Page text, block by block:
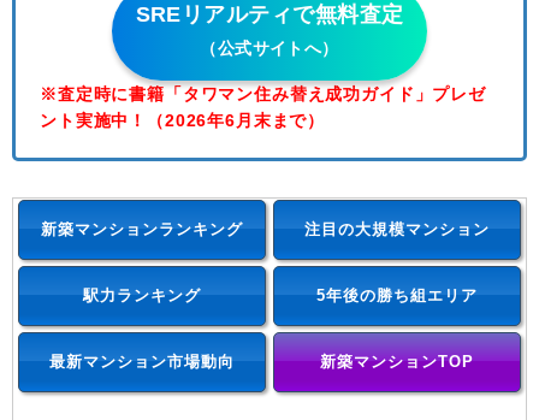
SREリアルティで無料査定
（公式サイトへ）
※査定時に書籍「タワマン住み替え成功ガイド」プレゼ
ント実施中！（2026年6月末まで）
新築マンションランキング 注目の大規模マンション
駅力ランキング 5年後の勝ち組エリア
最新マンション市場動向 新築マンションTOP